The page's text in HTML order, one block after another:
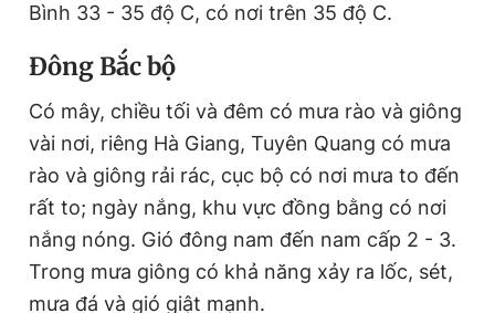
Bình 33 - 35 độ C, có nơi trên 35 độ C.
Đông Bắc bộ
Có mây, chiều tối và đêm có mưa rào và giông
vài nơi, riêng Hà Giang, Tuyên Quang có mưa
rào và giông rải rác, cục bộ có nơi mưa to đến
rất to; ngày nắng, khu vực đồng bằng có nơi
nắng nóng. Gió đông nam đến nam cấp 2 - 3.
Trong mưa giông có khả năng xảy ra lốc, sét,
mưa đá và gió giật mạnh.